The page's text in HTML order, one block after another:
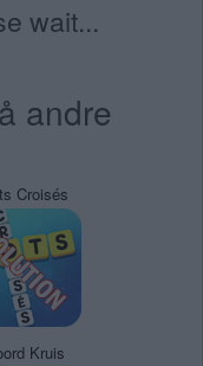
wait...
andre
Croisés
Kruis